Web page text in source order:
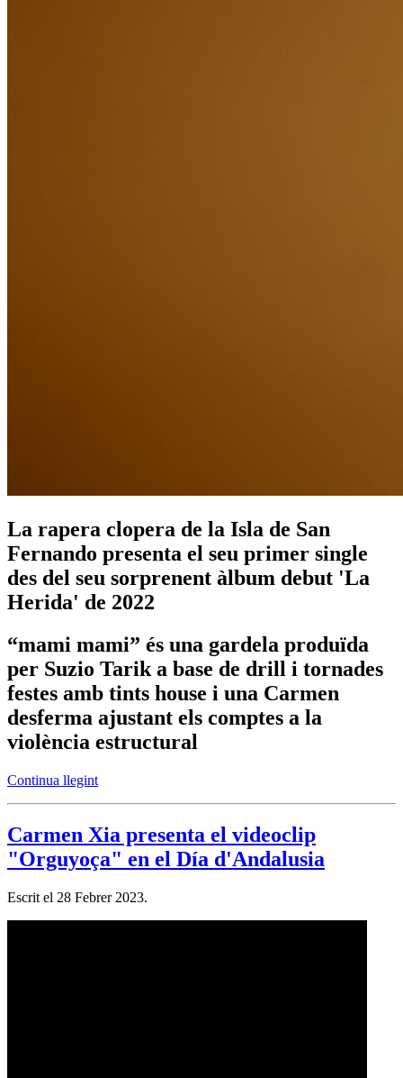
La rapera clopera de la Isla de San
Fernando presenta el seu primer single
des del seu sorprenent àlbum debut 'La
Herida' de 2022
“mami mami” és una gardela produïda
per Suzio Tarik a base de drill i tornades
festes amb tints house i una Carmen
desferma ajustant els comptes a la
violència estructural
Continua llegint
Carmen Xia presenta el videoclip
"Orguyoça" en el Día d'Andalusia
Escrit el 28 Febrer 2023.